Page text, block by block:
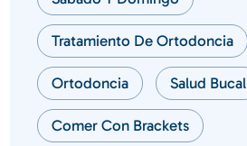
Tratamiento De Ortodoncia
Ortodoncia Salud Bucal
Comer Con Brackets